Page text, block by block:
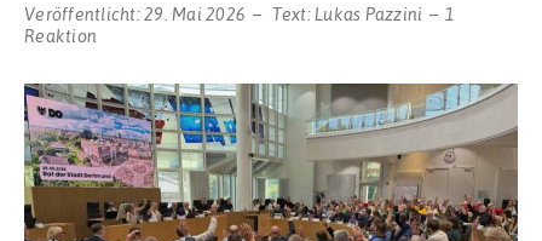
Veröffentlicht:29. Mai 2026 Text:Lukas Pazzini
1
Reaktion